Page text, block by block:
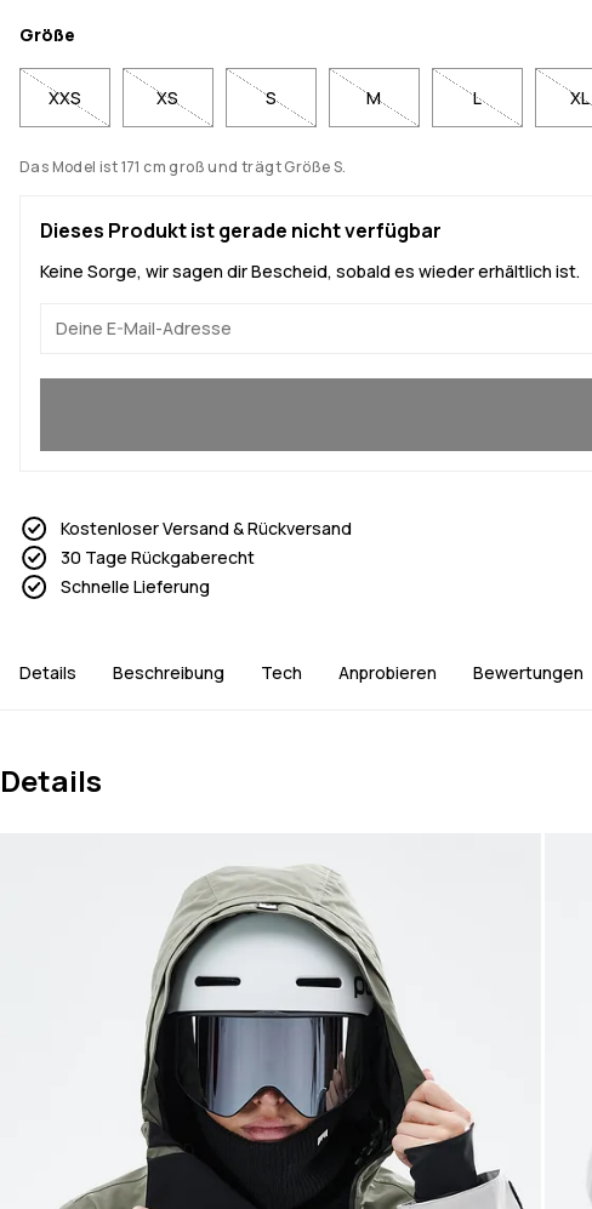
Größe
XXS XS S M L XL
Das Model ist 171 cm groß und trägt Größe S.
Dieses Produkt ist gerade nicht verfügbar
Keine Sorge, wir sagen dir Bescheid, sobald es wieder erhältlich ist.
Kostenloser Versand & Rückversand
30 Tage Rückgaberecht
Schnelle Lieferung
Details Beschreibung Tech Anprobieren Bewertungen
Details